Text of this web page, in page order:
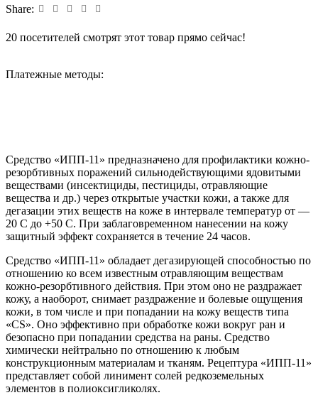
Share:
20 посетителей смотрят этот товар прямо сейчас!
Платежные методы:
Средство «ИПП-11» предназначено для профилактики кожно-
резорбтивных поражений сильнодействующими ядовитыми
веществами (инсектициды, пестициды, отравляющие
вещества и др.) через открытые участки кожи, а также для
дегазации этих веществ на коже в интервале температур от —
20 С до +50 С. При заблаговременном нанесении на кожу
защитный эффект сохраняется в течение 24 часов.
Средство «ИПП-11» обладает дегазирующей способностью по
отношению ко всем известным отравляющим веществам
кожно-резорбтивного действия. При этом оно не раздражает
кожу, а наоборот, снимает раздражение и болевые ощущения
кожи, в том числе и при попадании на кожу веществ типа
«CS». Оно эффективно при обработке кожи вокруг ран и
безопасно при попадании средства на раны. Средство
химически нейтрально по отношению к любым
конструкционным материалам и тканям. Рецептура «ИПП-11»
представляет собой линимент солей редкоземельных
элементов в полиоксигликолях.